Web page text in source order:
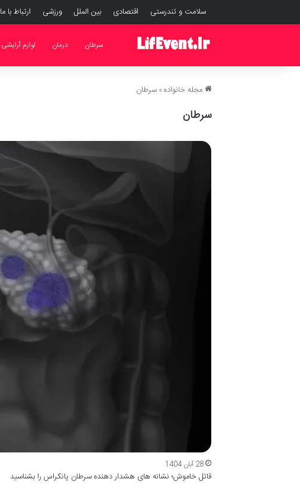
سلامت و تندرستی اقتصادی بین الملل ورزشی ارتباط با ما
سرطان درمان لوازم آرایشی
مجله خانواده» سرطان
سرطان
28 آبان 1404
قاتل خاموش؛ نشانه های هشدار دهنده سرطان پانکراس را بشناسید